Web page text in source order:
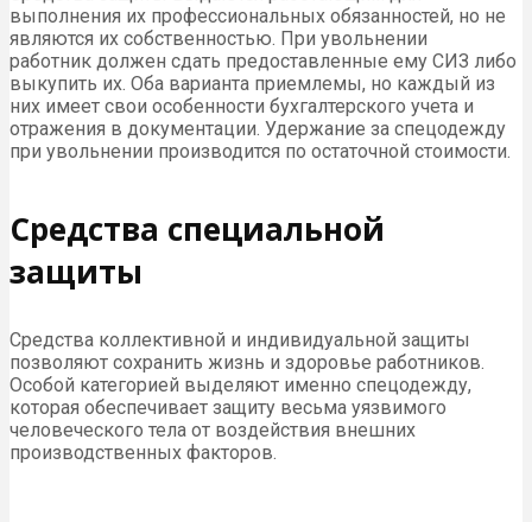
выполнения их профессиональных обязанностей, но не
являются их собственностью. При увольнении
работник должен сдать предоставленные ему СИЗ либо
выкупить их. Оба варианта приемлемы, но каждый из
них имеет свои особенности бухгалтерского учета и
отражения в документации. Удержание за спецодежду
при увольнении производится по остаточной стоимости.
Средства специальной
защиты
Средства коллективной и индивидуальной защиты
позволяют сохранить жизнь и здоровье работников.
Особой категорией выделяют именно спецодежду,
которая обеспечивает защиту весьма уязвимого
человеческого тела от воздействия внешних
производственных факторов.